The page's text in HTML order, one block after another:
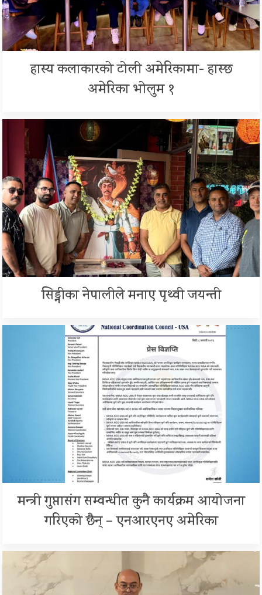
हास्य कलाकारको टोली अमेरिकामा- हास्छ
अमेरिका भोलुम १
सिड्नीका नेपालीले मनाए पृथ्वी जयन्ती
मन्त्री गुप्तासंग सम्वन्धीत कुनै कार्यक्रम आयोजना
गरिएको छैन् – एनआरएनए अमेरिका